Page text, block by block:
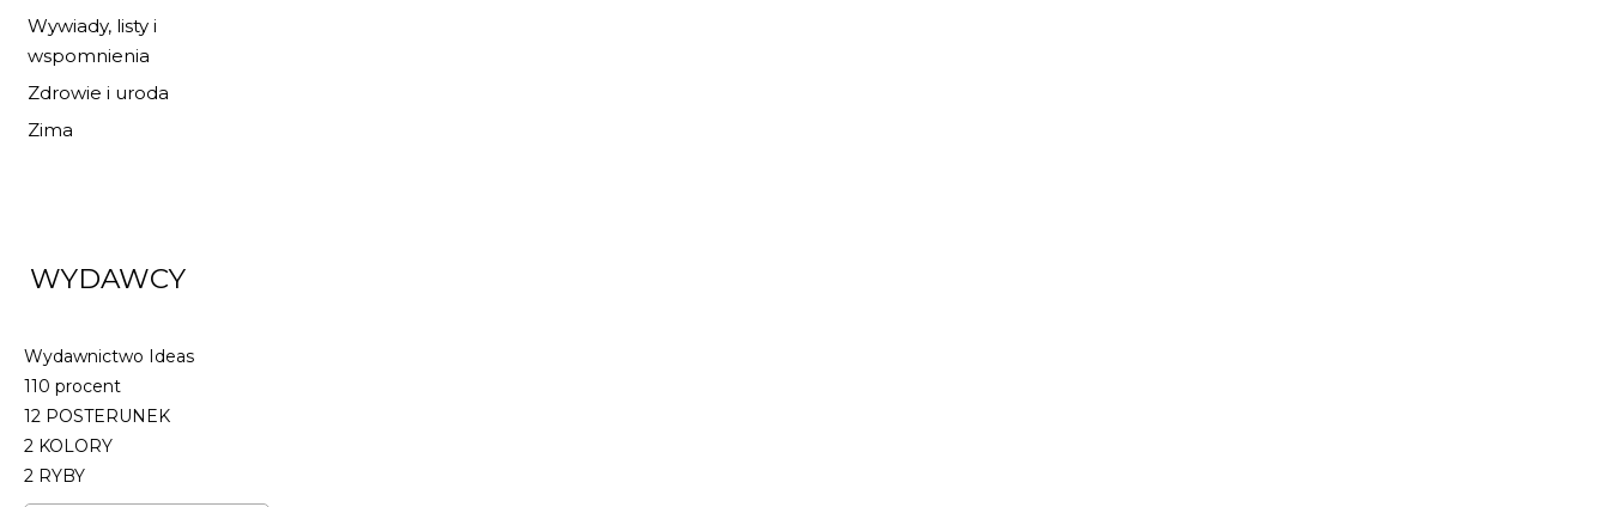
Wywiady, listy i
wspomnienia
Zdrowie i uroda
Zima
WYDAWCY
Wydawnictwo Ideas
110 procent
12 POSTERUNEK
2 KOLORY
2 RYBY